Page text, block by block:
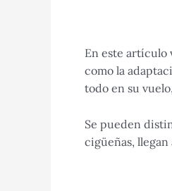
En este artículo
como la
todo en su
Se pueden
cigüeñas,